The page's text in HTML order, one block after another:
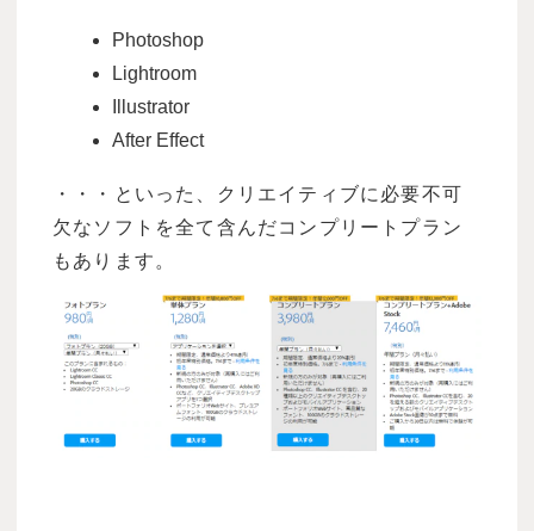
Photoshop
Lightroom
Illustrator
After Effect
・・・といった、クリエイティブに必要不可
欠なソフトを全て含んだコンプリートプラン
もあります。